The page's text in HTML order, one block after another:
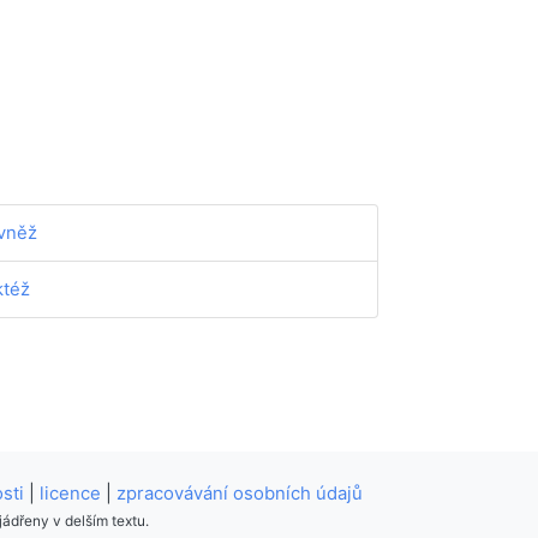
licence zpracovávání osobních údajů
v delším textu.